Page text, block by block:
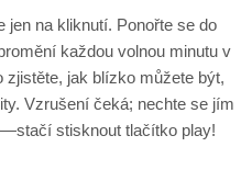
jen na kliknutí. Ponořte se do
každou volnou minutu v
jak blízko můžete být,
Vzrušení čeká; nechte se jím
stisknout tlačítko play!